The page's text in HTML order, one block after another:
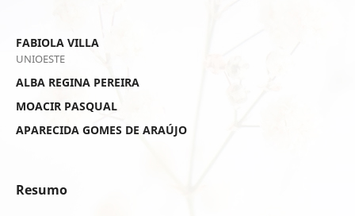
FABIOLA VILLA
UNIOESTE
ALBA REGINA PEREIRA
MOACIR PASQUAL
APARECIDA GOMES DE ARAÚJO
Resumo